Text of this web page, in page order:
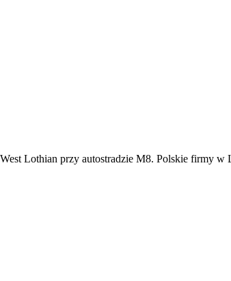
Lothian przy autostradzie M8. Polskie firmy w